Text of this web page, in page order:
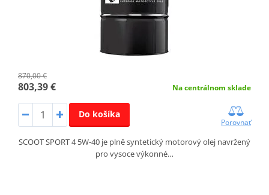
870,00 €
803,39 € Na centrálnom sklade
Do košíka
Porovnať
SCOOT SPORT 4 5W-40 je plně syntetický motorový olej navržený
pro vysoce výkonné…